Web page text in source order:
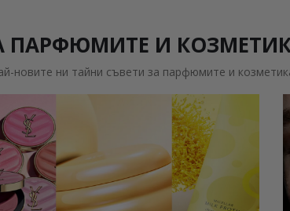
ПАРФЮМИТЕ И
новите ни тайни съвети за парфюмите и